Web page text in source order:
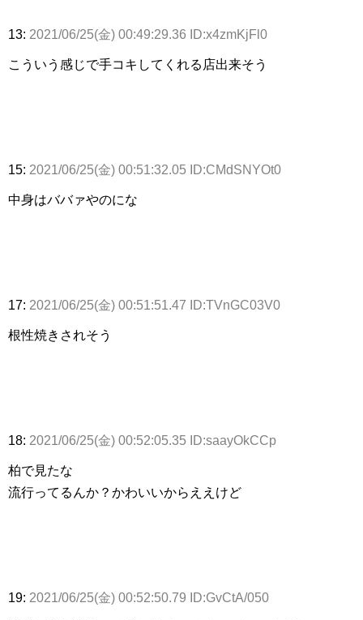
13: 2021/06/25(金) 00:49:29.36 ID:x4zmKjFl0
こういう感じで手コキしてくれる店出来そう
15: 2021/06/25(金) 00:51:32.05 ID:CMdSNYOt0
中身はババァやのにな
17: 2021/06/25(金) 00:51:51.47 ID:TVnGC03V0
根性焼きされそう
18: 2021/06/25(金) 00:52:05.35 ID:saayOkCCp
柏で見たな
流行ってるんか？かわいいからええけど
19: 2021/06/25(金) 00:52:50.79 ID:GvCtA/050